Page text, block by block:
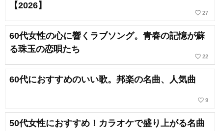
【2026】
favorite_border 27
60代女性の心に響くラブソング。青春の記憶が蘇
る珠玉の恋唄たち
favorite_border 22
60代におすすめのいい歌。邦楽の名曲、人気曲
favorite_border 9
50代女性におすすめ！カラオケで盛り上がる名曲